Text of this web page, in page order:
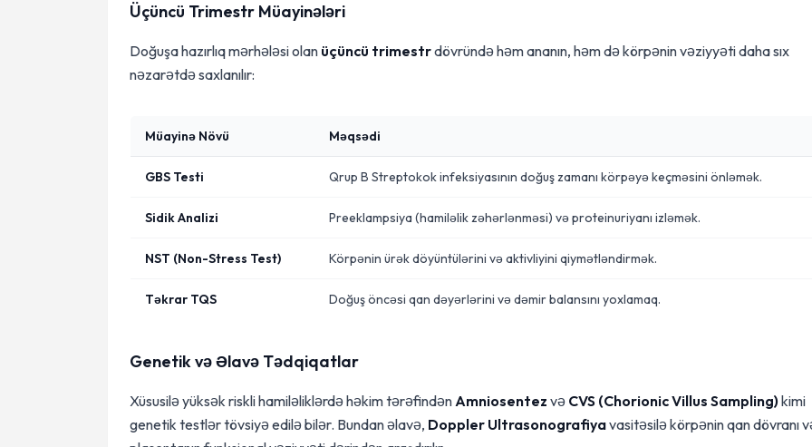
Üçüncü Trimestr Müayinələri
Doğuşa hazırlıq mərhələsi olan üçüncü trimestrdövründə həm ananın, həm də körpənin vəziyyəti daha sıx
nəzarətdə saxlanılır:
Müayinə Növü Məqsədi
GBS Testi Qrup B Streptokok infeksiyasının doğuş zamanı körpəyə keçməsini önləmək.
Sidik Analizi Preeklampsiya (hamiləlik zəhərlənməsi) və proteinuriyanı izləmək.
NST (Non-Stress Test) Körpənin ürək döyüntülərini və aktivliyini qiymətləndirmək.
Təkrar TQS Doğuş öncəsi qan dəyərlərini və dəmir balansını yoxlamaq.
Genetik və Əlavə Tədqiqatlar
Xüsusilə yüksək riskli hamiləliklərdə həkim tərəfindənAmniosentez və CVS (Chorionic Villus Sampling)kimi
genetik testlər tövsiyə edilə bilər. Bundan əlavə, Doppler Ultrasonografiyavasitəsilə körpənin qan dövranı